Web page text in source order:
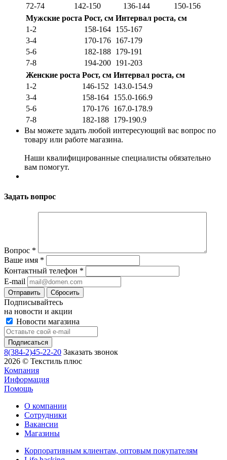
72-74
142-150 136-144
150-156
Мужские роста Рост, см Интервал роста, см
1-2
158-164 155-167
3-4
170-176 167-179
5-6
182-188 179-191
7-8
194-200 191-203
Женские роста Рост, см Интервал роста, см
1-2
146-152 143.0-154.9
3-4
158-164 155.0-166.9
5-6
170-176 167.0-178.9
7-8
182-188 179-190.9
Вы можете задать любой интересующий вас вопрос по
товару или работе магазина.
Наши квалифицированные специалисты обязательно
вам помогут.
Задать вопрос
Вопрос *
Ваше имя *
Контактный телефон *
E-mail
Сбросить
Подписывайтесь
на новости и акции
Новости магазина
8(384-2)45-22-20 Заказать звонок
2026 © Текстиль плюс
Компания
Информация
Помощь
О компании
Сотрудники
Вакансии
Магазины
Корпоративным клиентам, оптовым покупателям